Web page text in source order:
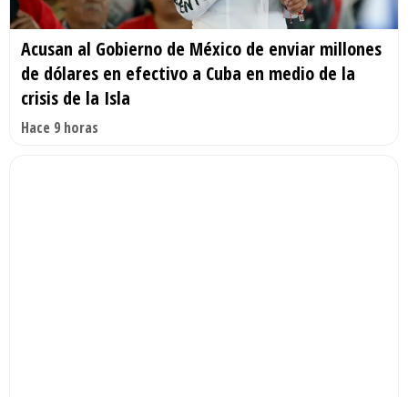
Acusan al Gobierno de México de enviar millones
de dólares en efectivo a Cuba en medio de la
crisis de la Isla
Hace 9 horas